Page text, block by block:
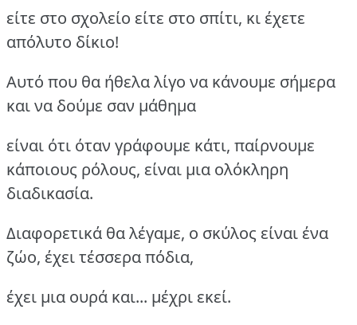
είτε στο σχολείο είτε στο σπίτι, κι έχετε
απόλυτο δίκιο!
Αυτό που θα ήθελα λίγο να κάνουμε σήμερα
και να δούμε σαν μάθημα
είναι ότι όταν γράφουμε κάτι, παίρνουμε
κάποιους ρόλους, είναι μια ολόκληρη
διαδικασία.
Διαφορετικά θα λέγαμε, ο σκύλος είναι ένα
ζώο, έχει τέσσερα πόδια,
έχει μια ουρά και... μέχρι εκεί.